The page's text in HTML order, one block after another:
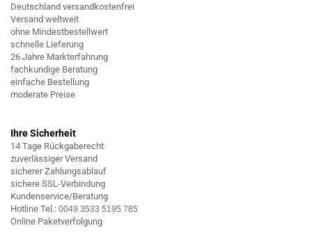
Deutschland versandkostenfrei
Versand weltweit
ohne Mindestbestellwert
schnelle Lieferung
26 Jahre Markterfahrung
fachkundige Beratung
einfache Bestellung
moderate Preise
Ihre Sicherheit
14 Tage Rückgaberecht
zuverlässiger Versand
sicherer Zahlungsablauf
sichere SSL-Verbindung
Kundenservice/Beratung
Hotline Tel.: 0049 3533 5195 785
Online Paketverfolgung